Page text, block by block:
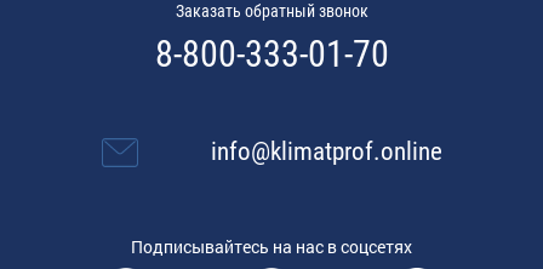
Заказать обратный звонок
8-800-333-01-70
info@klimatprof.online
Подписывайтесь на нас в соцсетях